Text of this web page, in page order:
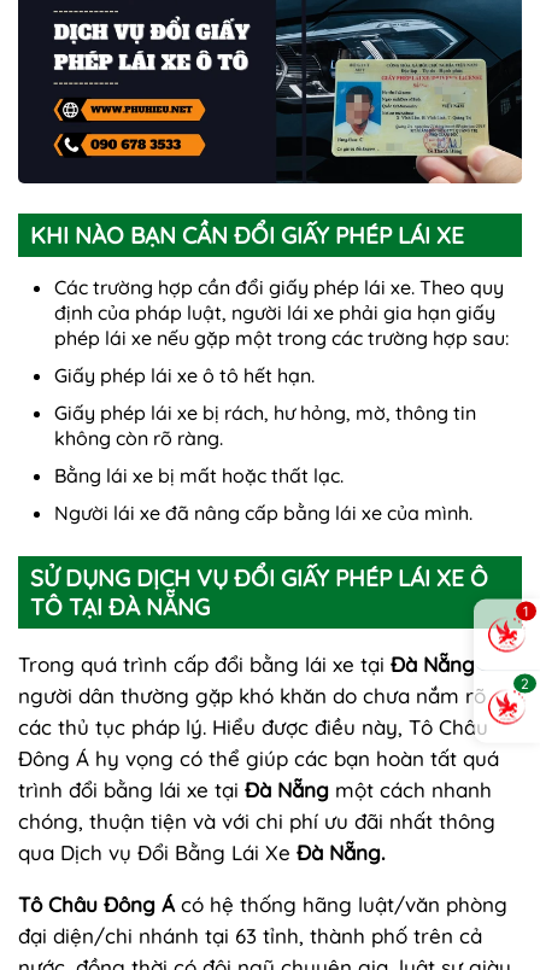
KHI NÀO BẠN CẦN ĐỔI GIẤY PHÉP LÁI XE
Các trường hợp cần đổi giấy phép lái xe. Theo quy
định của pháp luật, người lái xe phải gia hạn giấy
phép lái xe nếu gặp một trong các trường hợp sau:
Giấy phép lái xe ô tô hết hạn.
Giấy phép lái xe bị rách, hư hỏng, mờ, thông tin
không còn rõ ràng.
Bằng lái xe bị mất hoặc thất lạc.
Người lái xe đã nâng cấp bằng lái xe của mình.
SỬ DỤNG DỊCH VỤ ĐỔI GIẤY PHÉP LÁI XE Ô
TÔ TẠI ĐÀ NẴNG
Trong quá trình cấp đổi bằng lái xe tại Đà Nẵng
người dân thường gặp khó khăn do chưa nắm rõ
các thủ tục pháp lý. Hiểu được điều này, Tô Châu
Đông Á hy vọng có thể giúp các bạn hoàn tất quá
trình đổi bằng lái xe tại Đà Nẵng một cách nhanh
chóng, thuận tiện và với chi phí ưu đãi nhất thông
qua Dịch vụ Đổi Bằng Lái Xe Đà Nẵng.
Tô Châu Đông Ácó hệ thống hãng luật/văn phòng
đại diện/chi nhánh tại 63 tỉnh, thành phố trên cả
1
2